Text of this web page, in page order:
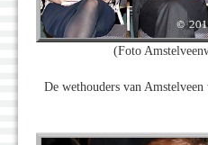
(Foto
De wethouders van